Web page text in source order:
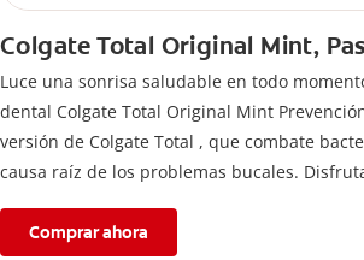
Colgate Total Original Mint,
Luce una sonrisa saludable en todo
dental Colgate Total Original Mint
versión de Colgate Total , que combate
causa raíz de los problemas bucales.
fórmula con desempeño superior**** de la
Comprar ahora